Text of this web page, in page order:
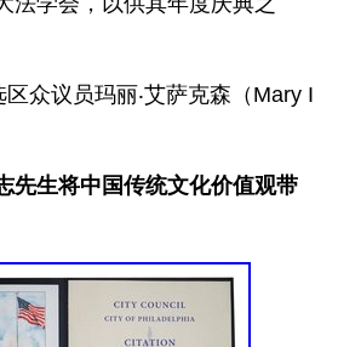
众议员玛丽‧艾萨克森（Mary I
先生将中国传统文化价值观带